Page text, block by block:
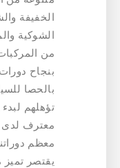
الخفيفة
الشوكية
من
بنجاح
بالحصا
تؤهلهم
معترف لدى
معظم